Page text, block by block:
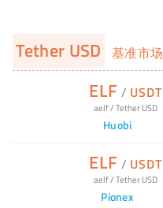
Tether USD 基准市场
ELF / USDT
aelf/Tether USD
Huobi
ELF / USDT
aelf/Tether USD
Pionex